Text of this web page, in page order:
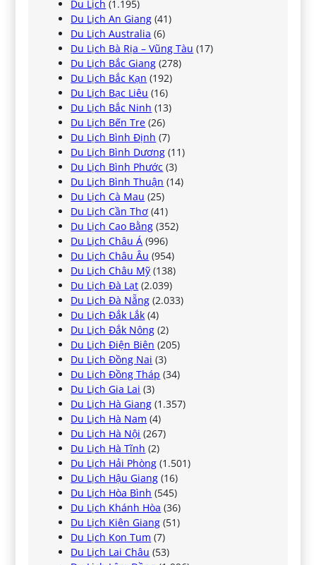
Du Lịch (1.195)
Du Lịch An Giang (41)
Du Lịch Australia (6)
Du Lịch Bà Rịa – Vũng Tàu (17)
Du Lịch Bắc Giang (278)
Du Lịch Bắc Kạn (192)
Du Lịch Bạc Liêu (16)
Du Lịch Bắc Ninh (13)
Du Lịch Bến Tre (26)
Du Lịch Bình Định (7)
Du Lịch Bình Dương (11)
Du Lịch Bình Phước (3)
Du Lịch Bình Thuận (14)
Du Lịch Cà Mau (25)
Du Lịch Cần Thơ (41)
Du Lịch Cao Bằng (352)
Du Lịch Châu Á (996)
Du Lịch Châu Âu (954)
Du Lịch Châu Mỹ (138)
Du Lịch Đà Lạt (2.039)
Du Lịch Đà Nẵng (2.033)
Du Lịch Đắk Lắk (4)
Du Lịch Đắk Nông (2)
Du Lịch Điện Biên (205)
Du Lịch Đồng Nai (3)
Du Lịch Đồng Tháp (34)
Du Lịch Gia Lai (3)
Du Lịch Hà Giang (1.357)
Du Lịch Hà Nam (4)
Du Lịch Hà Nội (267)
Du Lịch Hà Tĩnh (2)
Du Lịch Hải Phòng (1.501)
Du Lịch Hậu Giang (16)
Du Lịch Hòa Bình (545)
Du Lịch Khánh Hòa (36)
Du Lịch Kiên Giang (51)
Du Lịch Kon Tum (7)
Du Lịch Lai Châu (53)